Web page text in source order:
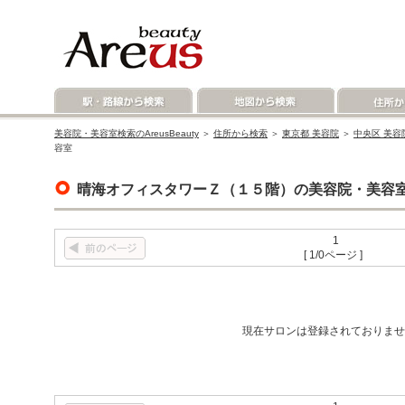
美容院・美容室検索のAreusBeauty ＞ 住所から検索 ＞ 東京都 美容院 ＞ 中央区 美容
容室
晴海オフィスタワーＺ（１５階）の美容院・美容
1
[ 1/0ページ ]
現在サロンは登録されておりま